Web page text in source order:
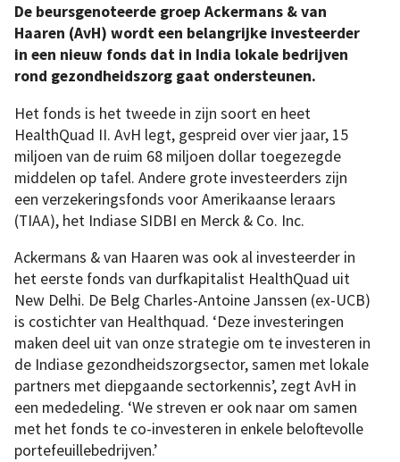
De beursgenoteerde groep Ackermans & van
Haaren (AvH) wordt een belangrijke investeerder
in een nieuw fonds dat in India lokale bedrijven
rond gezondheidszorg gaat ondersteunen.
Het fonds is het tweede in zijn soort en heet
HealthQuad II. AvH legt, gespreid over vier jaar, 15
miljoen van de ruim 68 miljoen dollar toegezegde
middelen op tafel. Andere grote investeerders zijn
een verzekeringsfonds voor Amerikaanse leraars
(TIAA), het Indiase SIDBI en Merck & Co. Inc.
Ackermans & van Haaren was ook al investeerder in
het eerste fonds van durfkapitalist HealthQuad uit
New Delhi. De Belg Charles-Antoine Janssen (ex-UCB)
is costichter van Healthquad. ‘Deze investeringen
maken deel uit van onze strategie om te investeren in
de Indiase gezondheidszorgsector, samen met lokale
partners met diepgaande sectorkennis’, zegt AvH in
een mededeling. ‘We streven er ook naar om samen
met het fonds te co-investeren in enkele beloftevolle
portefeuillebedrijven.’